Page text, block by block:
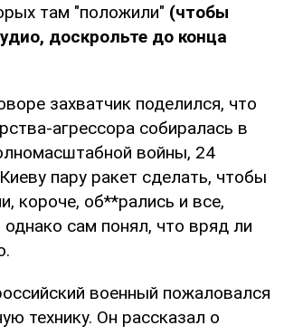
там "положили" (чтобы
доскрольте до конца
захватчик поделился, что
агрессора собиралась в
войны, 24
пару ракет сделать, чтобы
короче, об**рались и все,
однако сам понял, что вряд ли
военный пожаловался
технику. Он рассказал о